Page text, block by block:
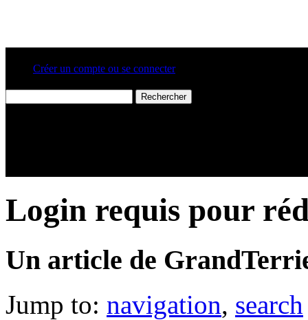
Créer un compte ou se connecter
Login requis pour
Un article de
Jump to: navigation, search